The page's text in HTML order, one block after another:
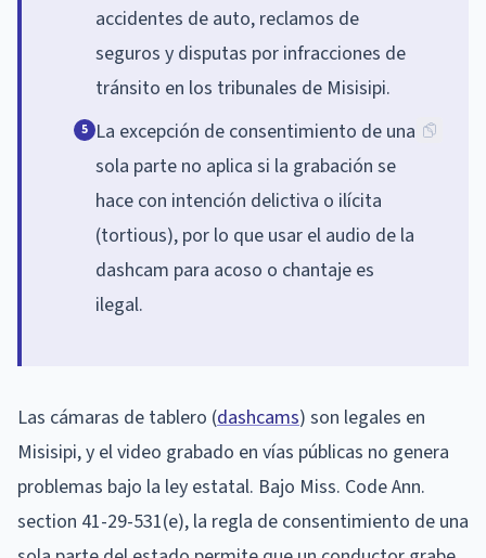
accidentes de auto, reclamos de
seguros y disputas por infracciones de
tránsito en los tribunales de Misisipi.
5 La excepción de consentimiento de una
sola parte no aplica si la grabación se
hace con intención delictiva o ilícita
(tortious), por lo que usar el audio de la
dashcam para acoso o chantaje es
ilegal.
Las cámaras de tablero (dashcams) son legales en
Misisipi, y el video grabado en vías públicas no genera
problemas bajo la ley estatal. Bajo Miss. Code Ann.
section 41-29-531(e), la regla de consentimiento de una